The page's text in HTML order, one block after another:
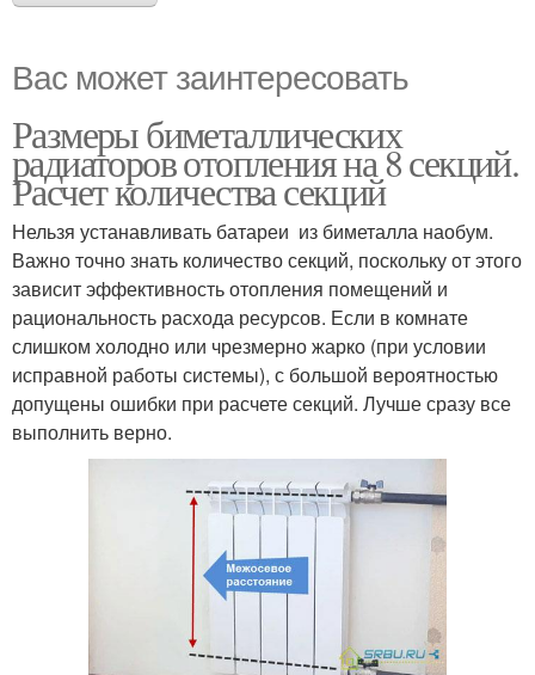
Вас может заинтересовать
Размеры биметаллических
радиаторов отопления на 8 секций.
Расчет количества секций
Нельзя устанавливать батареи из биметалла наобум.
Важно точно знать количество секций, поскольку от этого
зависит эффективность отопления помещений и
рациональность расхода ресурсов. Если в комнате
слишком холодно или чрезмерно жарко (при условии
исправной работы системы), с большой вероятностью
допущены ошибки при расчете секций. Лучше сразу все
выполнить верно.